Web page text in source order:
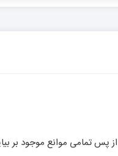
پس تمامی موانع موجود